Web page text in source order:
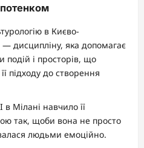
в Києво-
— дисципліну, яка допомагає
подій і просторів, що
підходу до створення
Мілані навчило її
так, щоби вона не просто
людьми емоційно.